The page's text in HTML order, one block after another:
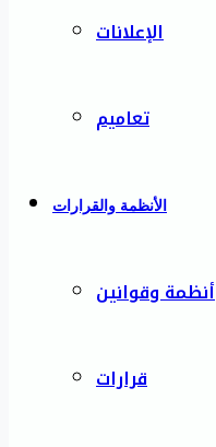
الإعلانات
تعاميم
الأنظمة والقرارات
أنظمة وقوانين
قرارات